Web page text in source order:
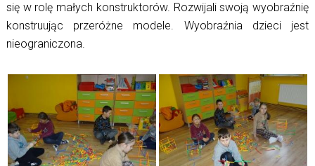
się w rolę małych konstruktorów. Rozwijali swoją wyobraźnię
konstruując przeróżne modele. Wyobraźnia dzieci jest
nieograniczona.